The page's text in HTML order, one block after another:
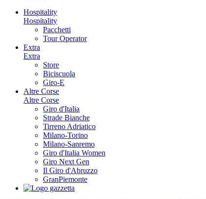
Hospitality
Hospitality
Pacchetti
Tour Operator
Extra
Extra
Store
Biciscuola
Giro-E
Altre Corse
Altre Corse
Giro d'Italia
Strade Bianche
Tirreno Adriatico
Milano-Torino
Milano-Sanremo
Giro d'Italia Women
Giro Next Gen
Il Giro d'Abruzzo
GranPiemonte